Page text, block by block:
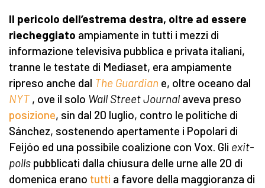
Il pericolo dell’estrema destra, oltre ad essere
riecheggiato ampiamente in tutti i mezzi di
informazione televisiva pubblica e privata italiani,
tranne le testate di Mediaset, era ampiamente
ripreso anche dal The Guardian e, oltre oceano dal
NYT , ove il solo Wall Street Journal aveva preso
posizione, sin dal 20 luglio, contro le politiche di
Sánchez, sostenendo apertamente i Popolari di
Feijóo ed una possibile coalizione con Vox. Gli exit-
polls pubblicati dalla chiusura delle urne alle 20 di
domenica erano tutti a favore della maggioranza di